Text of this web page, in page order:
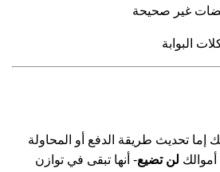
غير صحيحة
البوابة
إما تحديث طريقة الدفع أو المحاولة
لن تضيع- أنها تبقى في توازن